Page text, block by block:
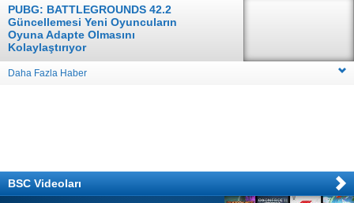
PUBG: BATTLEGROUNDS 42.2
Güncellemesi Yeni Oyuncuların
Oyuna Adapte Olmasını
Kolaylaştırıyor
16 Temmuz
Daha Fazla Haber
BSC Videoları